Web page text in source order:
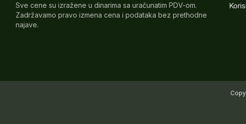
Sve cene su izražene u dinarima sa uračunatim PDV-om.
Zadržavamo pravo izmena cena i podataka bez prethodne
najave.